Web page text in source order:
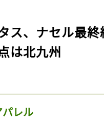
ス、ナセル最
は北九州
レル